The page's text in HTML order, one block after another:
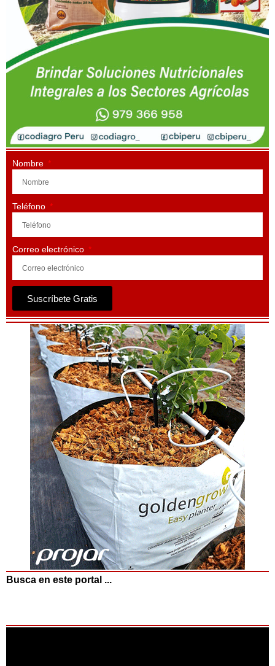
Nombre
Teléfono
Correo electrónico
Suscríbete Gratis
Busca en este portal ...